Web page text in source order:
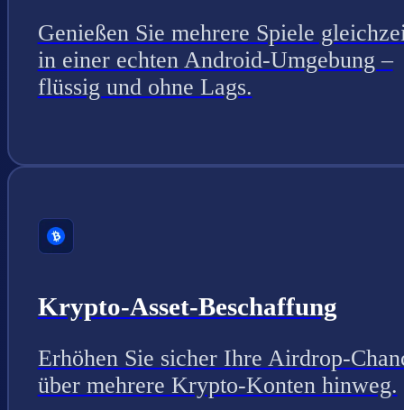
Genießen Sie mehrere Spiele
in einer echten Android-Umgebung –
flüssig und ohne Lags.
Krypto-Asset-Beschaffung
Erhöhen Sie sicher Ihre Airdrop-
über mehrere Krypto-Konten hinweg.